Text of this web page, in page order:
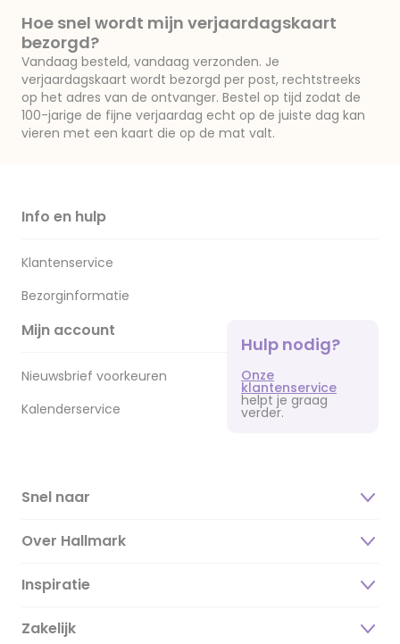
Hoe snel wordt mijn verjaardagskaart
bezorgd?
Vandaag besteld, vandaag verzonden. Je
verjaardagskaart wordt bezorgd per post, rechtstreeks
op het adres van de ontvanger. Bestel op tijd zodat de
100-jarige de fijne verjaardag echt op de juiste dag kan
vieren met een kaart die op de mat valt.
Info en hulp
Klantenservice
Bezorginformatie
Mijn account
Nieuwsbrief voorkeuren
Kalenderservice
Hulp nodig?
Onze
klantenservice
helpt je graag
verder.
Snel naar
Over Hallmark
Over ons
Duurzaamheid
Inspiratie
Magazine
Zakelijk